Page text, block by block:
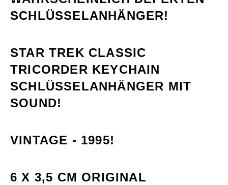
SCHLÜSSELANHÄNGER!
STAR TREK CLASSIC
TRICORDER KEYCHAIN
SCHLÜSSELANHÄNGER MIT
SOUND!
VINTAGE - 1995!
6 X 3,5 CM ORIGINAL